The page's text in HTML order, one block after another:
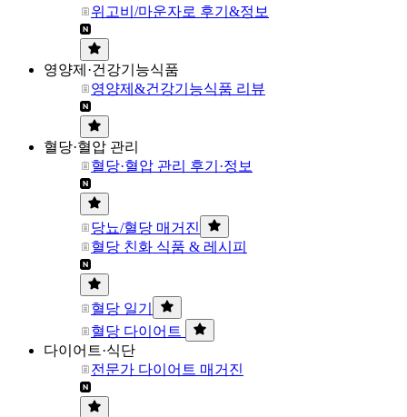
위고비/마운자로 후기&정보
영양제·건강기능식품
영양제&건강기능식품 리뷰
혈당·혈압 관리
혈당·혈압 관리 후기·정보
당뇨/혈당 매거진
혈당 친화 식품 & 레시피
혈당 일기
혈당 다이어트
다이어트·식단
전문가 다이어트 매거진